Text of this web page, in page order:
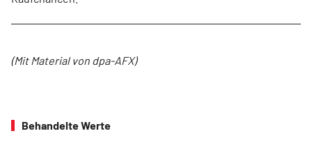
(Mit Material von dpa-AFX)
Behandelte Werte